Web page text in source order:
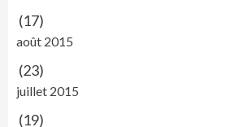
(17)
août 2015
(23)
juillet 2015
(19)